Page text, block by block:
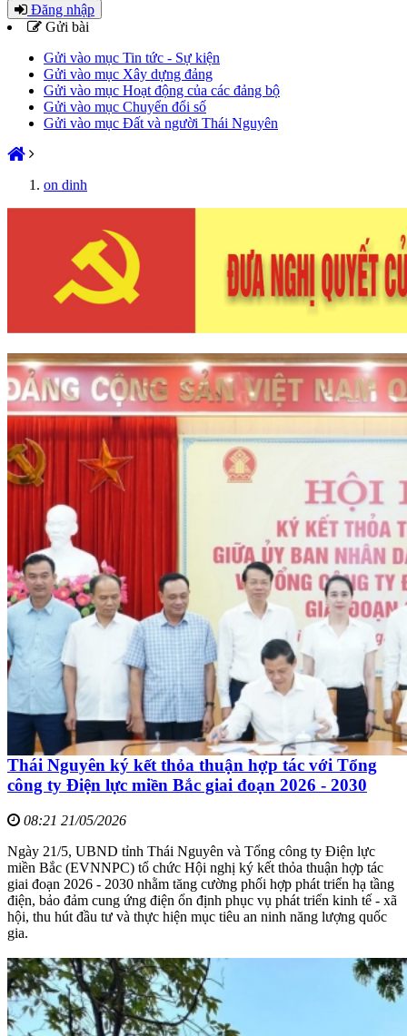
Đăng nhập
Gửi bài
Gửi vào mục Tin tức - Sự kiện
Gửi vào mục Xây dựng đảng
Gửi vào mục Hoạt động của các đảng bộ
Gửi vào mục Chuyển đổi số
Gửi vào mục Đất và người Thái Nguyên
on dinh
Thái Nguyên ký kết thỏa thuận hợp tác với Tổng
công ty Điện lực miền Bắc giai đoạn 2026 - 2030
08:21 21/05/2026
Ngày 21/5, UBND tỉnh Thái Nguyên và Tổng công ty Điện lực
miền Bắc (EVNNPC) tổ chức Hội nghị ký kết thỏa thuận hợp tác
giai đoạn 2026 - 2030 nhằm tăng cường phối hợp phát triển hạ tầng
điện, bảo đảm cung ứng điện ổn định phục vụ phát triển kinh tế - xã
hội, thu hút đầu tư và thực hiện mục tiêu an ninh năng lượng quốc
gia.